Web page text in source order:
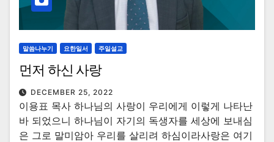
말씀나누기 요한일서 주일설교
먼저 하신 사랑
DECEMBER 25, 2022
이용표 목사 하나님의 사랑이 우리에게 이렇게 나타난
바 되었으니 하나님이 자기의 독생자를 세상에 보내심
은 그로 말미암아 우리를 살리려 하심이라사랑은 여기